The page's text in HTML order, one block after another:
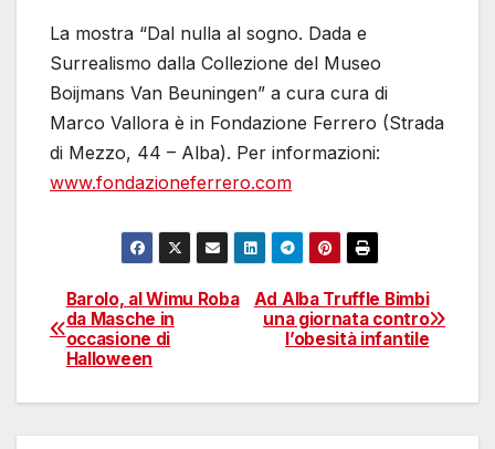
La mostra “Dal nulla al sogno. Dada e
Surrealismo dalla Collezione del Museo
Boijmans Van Beuningen” a cura cura di
Marco Vallora è in Fondazione Ferrero (Strada
di Mezzo, 44 – Alba). Per informazioni:
www.fondazioneferrero.com
Navigazione
articoli
Ad Alba Truffle Bimbi
una giornata contro
l’obesità infantile
Barolo, al Wimu Roba
da Masche in
occasione di
Halloween